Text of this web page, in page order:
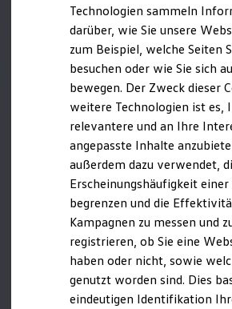
Nachhaltigkeit
Technologie
Kosten und Kauf
Verbrauchskosten
Kaufoptionen
E-Auto-Förderung
Software und Konnektivität
Die ID. Software 6
ID. Software Versionen
Digitale Extras
Schnittstellen zu Ihrem
Marke und Erlebnis
Volkswagen R und R
R-Modelle
R Experience
Driving Experience
Volkswagen entdecken
Werkbesichtigung
Lifestyle Shop
Technologien sammeln
darüber, wie Sie unsere
zum Beispiel, welche Seiten
besuchen oder wie Sie sich
bewegen. Der Zweck dieser
weitere Technologien ist es,
relevantere und an Ihre
angepasste Inhalte
außerdem dazu verwendet,
Erscheinungshäufigkeit einer
begrenzen und die
Kampagnen zu messen und
registrieren, ob Sie eine
haben oder nicht, sowie
genutzt worden sind. Dies
eindeutigen Identifikation